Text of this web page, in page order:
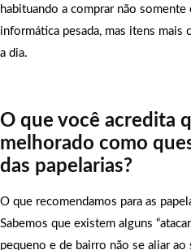
habituando a comprar não
informática pesada, mas itens mais
a dia.
O que você acredita
melhorado como
das papelarias?
O que recomendamos para as
Sabemos que existem alguns
pequeno e de bairro não se aliar